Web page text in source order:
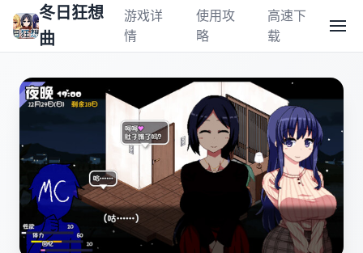
冬日狂想
曲
游戏详
情
使用攻
略
高速下
载